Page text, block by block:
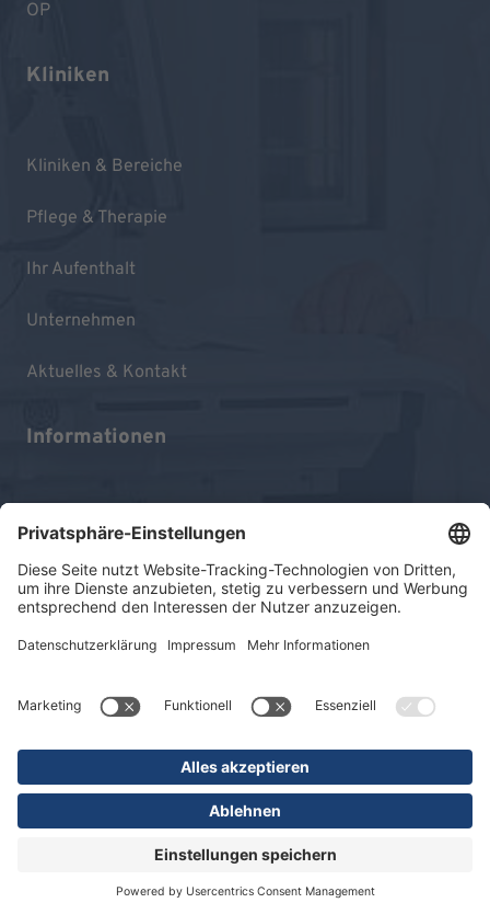
OP
Kliniken
Kliniken & Bereiche
Pflege & Therapie
Ihr Aufenthalt
Unternehmen
Aktuelles & Kontakt
Informationen
Impressum
Datenschutz
Sitemap
© 2026 KLINIKEN DR. ERLER